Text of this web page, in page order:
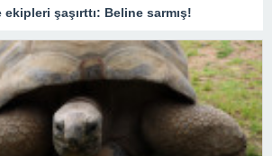
şaşırttı: Beline sarmış!